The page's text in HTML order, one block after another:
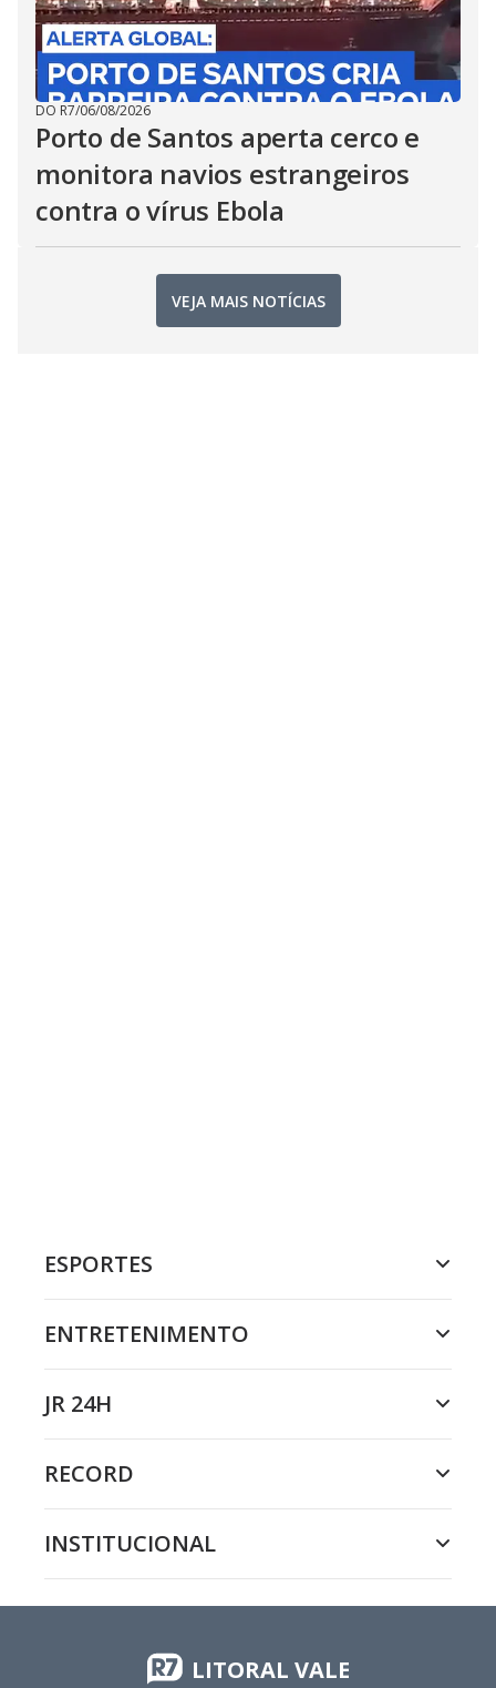
DO R7/06/08/2026
Porto de Santos aperta cerco e
monitora navios estrangeiros
contra o vírus Ebola
VEJA MAIS NOTÍCIAS
ESPORTES
ENTRETENIMENTO
JR 24H
RECORD
INSTITUCIONAL
LITORAL VALE